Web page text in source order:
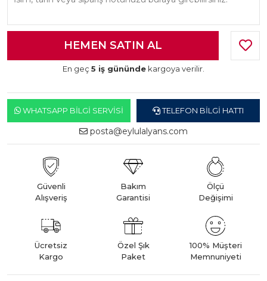
En geç 5 iş gününde kargoya verilir.
WHATSAPP BILGI SERVISI TELEFON BILGI HATTI
posta@eylulalyans.com
Güvenli
Alışveriş
Bakım
Garantisi
Ölçü
Değişimi
Ücretsiz
Kargo
Özel Şık
Paket
100% Müşteri
Memnuniyeti